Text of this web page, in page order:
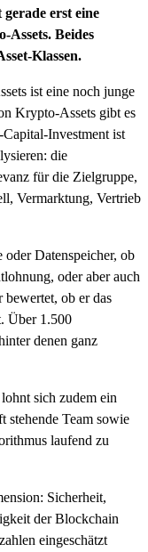
erst eine
Beides
Klassen.
ist eine noch junge
Krypto-Assets gibt es
Investment ist
die
für die Zielgruppe,
Vermarktung, Vertrieb
Datenspeicher, ob
oder aber auch
ob er das
Über 1.500
denen ganz
sich zudem ein
stehende Team sowie
laufend zu
Sicherheit,
der Blockchain
eingeschätzt